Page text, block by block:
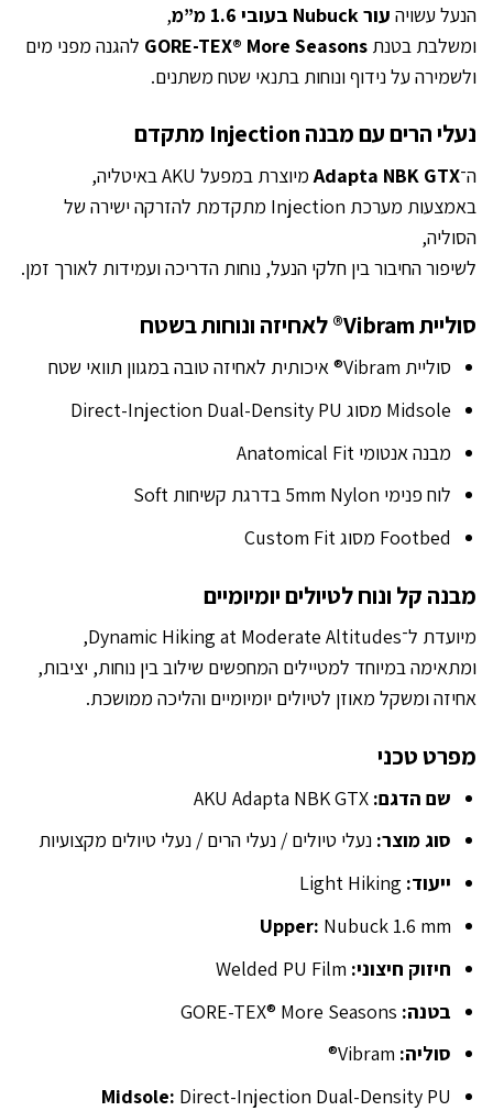
הנעל עשויה עור Nubuck בעובי 1.6 מ”מ
,
ומשלבת בטנת GORE-TEX® More Seasons להגנה מפני מים
ולשמירה על נידוף ונוחות בתנאי שטח משתנים.
נעלי הרים עם מבנה Injection מתקדם
ה־Adapta NBK GTXמיוצרת במפעל AKU באיטליה,
באמצעות מערכת Injection מתקדמת להזרקה ישירה של
הסוליה,
לשיפור החיבור בין חלקי הנעל, נוחות הדריכה ועמידות לאורך זמן.
סוליית Vibram® לאחיזה ונוחות בשטח
סוליית Vibram® איכותית לאחיזה טובה במגוון תוואי שטח
Midsole מסוג Direct-Injection Dual-Density PU
מבנה אנטומי Anatomical Fit
לוח פנימי 5mm Nylon בדרגת קשיחות Soft
Footbed מסוג Custom Fit
מבנה קל ונוח לטיולים יומיומיים
מיועדת ל־Dynamic Hiking at Moderate Altitudes,
ומתאימה במיוחד למטיילים המחפשים שילוב בין נוחות, יציבות,
אחיזה ומשקל מאוזן לטיולים יומיומיים והליכה ממושכת.
מפרט טכני
שם הדגם: AKU Adapta NBK GTX
סוג מוצר: נעלי טיולים / נעלי הרים / נעלי טיולים מקצועיות
ייעוד:
Upper: Nubuck 1.6 mm
חיזוק חיצוני:
בטנה:
סוליה:
Midsole: Direct-Injection Dual-Density PU